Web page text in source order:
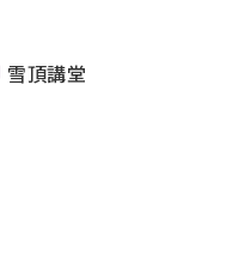
雪頂講堂